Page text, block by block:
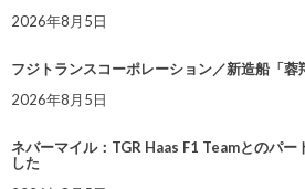
2026年8月5日
フジトランスコーポレーション／新造船「蓉
2026年8月5日
ネバーマイル：TGR Haas F1 Teamとのパー
した